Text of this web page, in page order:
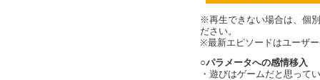
※再生できない場合は、個
ださい。
※最新エピソードはユーザ
○パラメータへの感情移入
・遊びはゲームだと思って